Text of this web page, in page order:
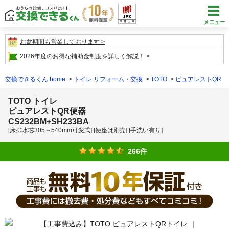
メニュー
お盆期間も営業しております
2026年度のお得な補助金制度を詳しく解説！
交換できるくん home トイレ リフォーム・交換 TOTO ピュアレストQR
TOTO トイレ
ピュアレストQR便器
CS232BM+SH233BA
[床排水芯305～540mm可変式] [便座は別売] [手洗い有り]
266件